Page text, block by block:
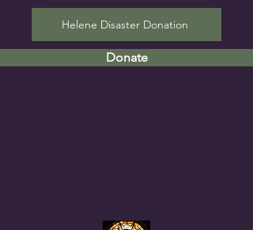
Helene Disaster Donation
Donate